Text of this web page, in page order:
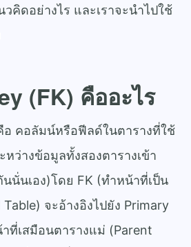
คิดอย่างไร และเราจะนำไปใช้
(FK) คืออะไร
อ คอลัมน์หรือฟีลด์ในตารางที่ใช้
ว่างข้อมูลทั้งสองตารางเข้า
นั่นเอง)โดย FK (ทำหน้าที่เป็น
จะอ้างอิงไปยัง Primary
ที่เสมือนตารางแม่ (Parent